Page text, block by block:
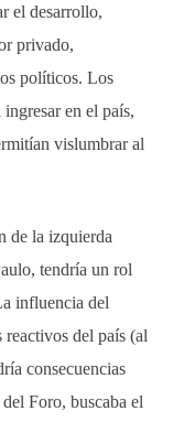
el desarrollo,
privado,
políticos. Los
en el país,
vislumbrar al
de la izquierda
tendría un rol
influencia del
del país (al
consecuencias
Foro, buscaba el